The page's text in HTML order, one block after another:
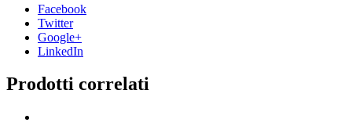
Facebook
Twitter
Google+
LinkedIn
Prodotti correlati